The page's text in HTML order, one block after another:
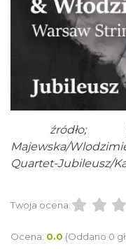
Kult –
Katowice
0.31 km
źródło;
Majewska/
Quartet-Jubileusz/
Twoja ocena:
Ocena: 0.0 (Oddano 0